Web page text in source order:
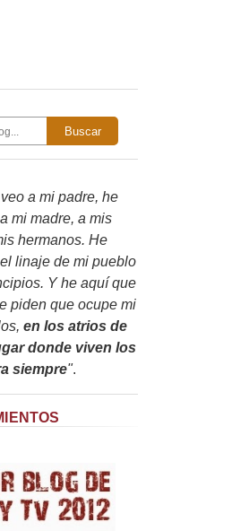
Buscar
a mi padre, he
mi madre, a mis
hermanos. He
linaje de mi pueblo
Y he aquí que
piden que ocupe mi
en los atrios de
donde viven los
siempre".